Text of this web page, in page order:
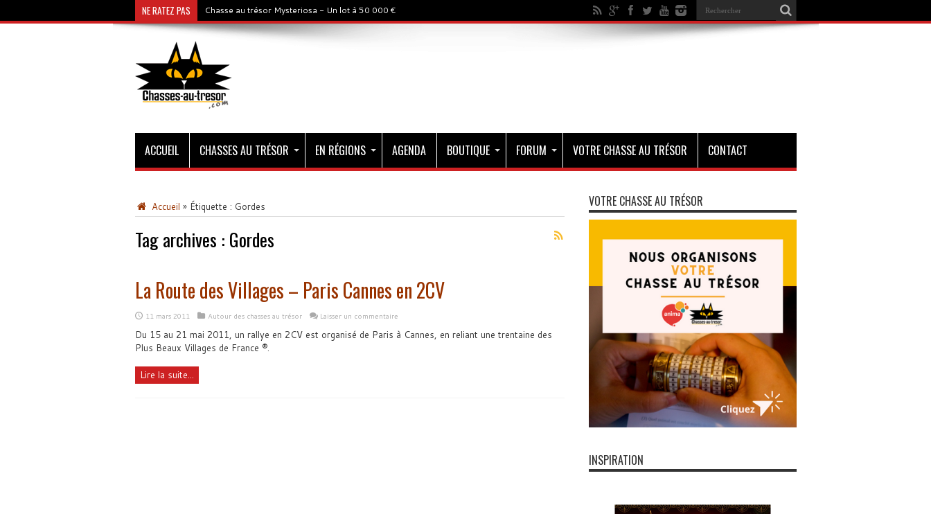
NE RATEZ PAS Chasse au trésor Mysteriosa - Un lot à 50 000 €
ACCUEIL CHASSES AU TRÉSOR EN RÉGIONS AGENDA BOUTIQUE FORUM VOTRE CHASSE AU TRÉSOR CONTACT
Accueil » Étiquette : Gordes
Tag archives : Gordes
La Route des Villages – Paris Cannes en 2CV
11 mars 2011 Autour des chasses au trésor Laisser un commentaire
Du 15 au 21 mai 2011, un rallye en 2CV est organisé de Paris à Cannes, en reliant une trentaine des
Plus Beaux Villages de France ®.
Lire la suite...
VOTRE CHASSE AU TRÉSOR
INSPIRATION